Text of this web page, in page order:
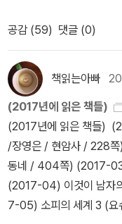
반면 지금은 퇴사 후 시
상관없이, 어쩌면 답답함을
었다.🍊 부록으로 실린
다.. 어쩐지 알베르 카뮈
모르겠다는 생각을 하며,
하고 대부분은 헤매고 있
설에서, 작자의 의도와는
게 되는 의미들을 서로
싶었다. 왜 지금 내가 작
었다. 친절하고, 고맙게도
판 번역이 추가되었다.
발레리 전공이다. 대략 어
이 나오고 있다. 이휘영
하면 2.5세대도 가능하다). 카뮈 번역의 원조라고 할 이휘영
카뮈 번역본은 <이방인
수는 알려진 대로 카뮈 전
권이 <시사평론>인데 <알
학전집판의 다른 번역본
다. 문학동네판 <이인>(
인 이기언 교수의 번역이다. 역시
자인 최수철 작가부터는
공감 (59) 댓글 (0)
책읽는아빠
(2017년에 읽은 책들)
(2017년에 읽은 책들)
/장영은 / 현암사 / 228쪽) (2017-02) 왕을 찾아서 (성석제 / 문학
동네 / 404쪽) (2017-03) 희랍어 시간 (한강 / 문학동네 / 194쪽)
(2017-04) 이것이 남자의
7-05) 소피의 세계 3 (요